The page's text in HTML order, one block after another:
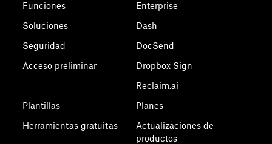
Funciones
Soluciones
Seguridad
Acceso preliminar
Plantillas
Herramientas gratuitas
Enterprise
Dash
DocSend
Dropbox Sign
Reclaim.ai
Planes
Actualizaciones de
productos